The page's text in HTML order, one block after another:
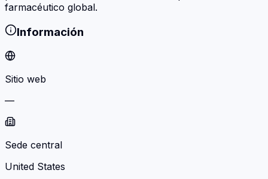
farmacéutico global.
Información
Sitio web
—
Sede central
United States